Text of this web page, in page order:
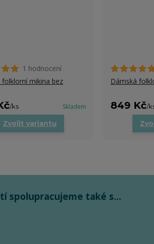
1 hodnocení
folklorní mikina bez
/ks Skladem
Zvolit variantu
Dámská
849 Kč/
spolupracujeme také s...